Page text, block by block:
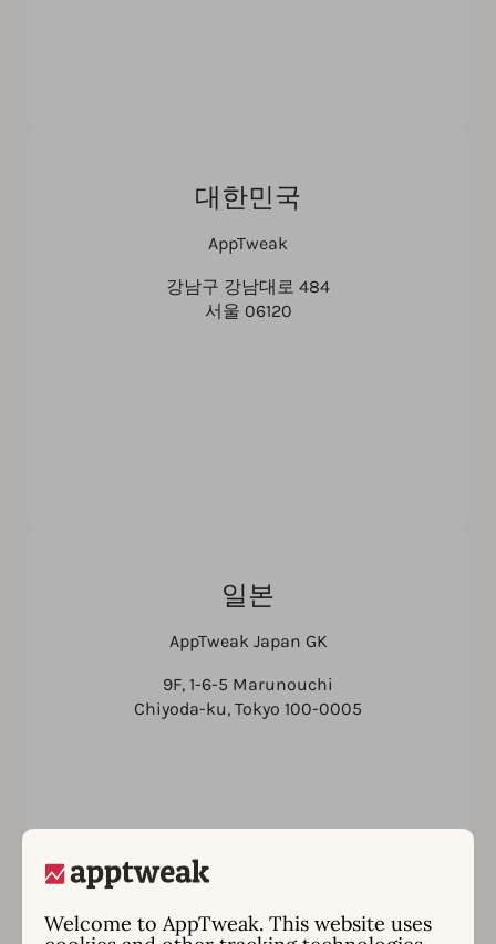
Welcome to AppTweak. This website uses
대한민국
AppTweak
강남구 강남대로 484
서울 06120
일본
AppTweak Japan GK
9F, 1-6-5 Marunouchi
Chiyoda-ku, Tokyo 100-0005